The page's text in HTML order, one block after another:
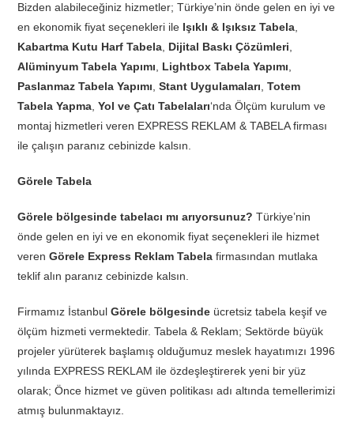
Bizden alabileceğiniz hizmetler; Türkiye’nin önde gelen en iyi ve
en ekonomik fiyat seçenekleri ile Işıklı & Işıksız Tabela
Kabartma Kutu Harf Tabela Dijital Baskı Çözümleri
Alüminyum Tabela Yapımı
Lightbox Tabela Yapımı
Paslanmaz Tabela Yapımı ,Stant Uygulamaları ,Totem
Tabela Yapma ,Yol ve Çatı Tabelaları‘nda Ölçüm kurulum ve
montaj hizmetleri veren EXPRESS REKLAM & TABELA firması
ile çalışın paranız cebinizde kalsın.
Görele Tabela
Görele bölgesinde tabelacı mı arıyorsunuz? Türkiye’nin
önde gelen en iyi ve en ekonomik fiyat seçenekleri ile hizmet
verenGörele Express Reklam Tabela firmasından mutlaka
teklif alın paranız cebinizde kalsın.
Firmamız İstanbulGörele bölgesinde ücretsiz tabela keşif ve
ölçüm hizmeti vermektedir. Tabela & Reklam; Sektörde büyük
projeler yürüterek başlamış olduğumuz meslek hayatımızı 1996
yılında EXPRESS REKLAM ile özdeşleştirerek yeni bir yüz
olarak; Önce hizmet ve güven politikası adı altında temellerimizi
atmış bulunmaktayız.